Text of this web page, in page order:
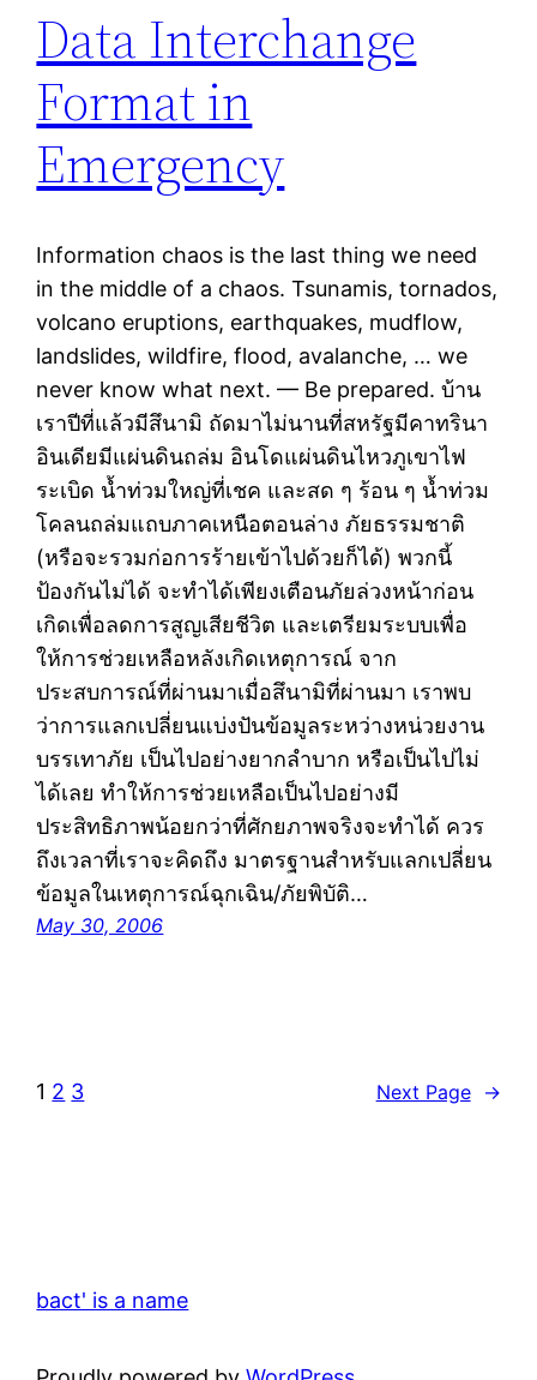
Data Interchange
Format in
Emergency
Information chaos is the last thing we need
in the middle of a chaos. Tsunamis, tornados,
volcano eruptions, earthquakes, mudflow,
landslides, wildfire, flood, avalanche, … we
never know what next. — Be prepared. บ้าน
เราปีที่แล้วมีสึนามิ ถัดมาไม่นานที่สหรัฐมีคาทรินา
อินเดียมีแผ่นดินถล่ม อินโดแผ่นดินไหวภูเขาไฟ
ระเบิด น้ำท่วมใหญ่ที่เชค และสด ๆ ร้อน ๆ น้ำท่วม
โคลนถล่มแถบภาคเหนือตอนล่าง ภัยธรรมชาติ
(หรือจะรวมก่อการร้ายเข้าไปด้วยก็ได้) พวกนี้
ป้องกันไม่ได้ จะทำได้เพียงเตือนภัยล่วงหน้าก่อน
เกิดเพื่อลดการสูญเสียชีวิต และเตรียมระบบเพื่อ
ให้การช่วยเหลือหลังเกิดเหตุการณ์ จาก
ประสบการณ์ที่ผ่านมาเมื่อสึนามิที่ผ่านมา เราพบ
ว่าการแลกเปลี่ยนแบ่งปันข้อมูลระหว่างหน่วยงาน
บรรเทาภัย เป็นไปอย่างยากลำบาก หรือเป็นไปไม่
ได้เลย ทำให้การช่วยเหลือเป็นไปอย่างมี
ประสิทธิภาพน้อยกว่าที่ศักยภาพจริงจะทำได้ ควร
ถึงเวลาที่เราจะคิดถึง มาตรฐานสำหรับแลกเปลี่ยน
ข้อมูลในเหตุการณ์ฉุกเฉิน/ภัยพิบัติ…
May 30, 2006
1 2 3 Next Page →
bact' is a name